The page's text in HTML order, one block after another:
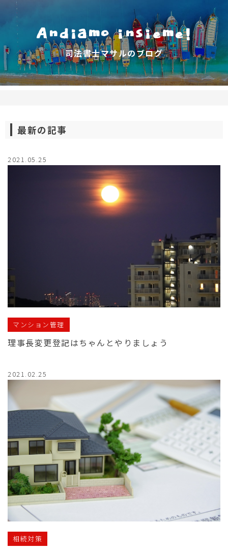
Andiamo insieme!
司法書士マサルのブログ
最新の記事
2021.05.25
マンション管理
理事長変更登記はちゃんとやりましょう
2021.02.25
相続対策